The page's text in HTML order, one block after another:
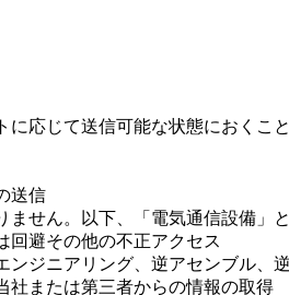
応じて送信可能な状態におくこと
送信
せん。以下、「電気通信設備」
回避その他の不正アクセス
ジニアリング、逆アセンブル、
社または第三者からの情報の取得